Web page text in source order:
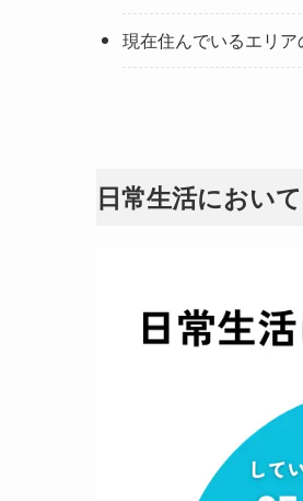
現在住んでいるエリ
日常生活におい